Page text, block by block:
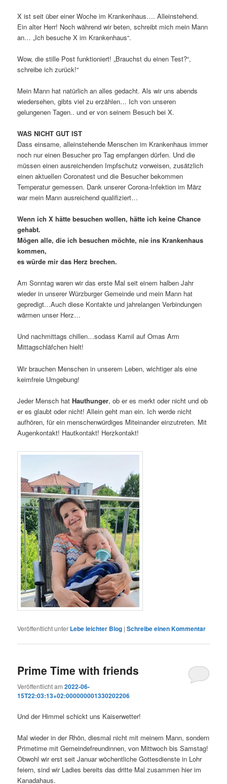
X ist seit über einer Woche im Krankenhaus…. Alleinstehend.
Ein alter Herr! Noch während wir beten, schreibt mich mein Mann
an… „Ich besuche X im Krankenhaus“.
Wow, die stille Post funktioniert! „Brauchst du einen Test?“,
schreibe ich zurück!“
Mein Mann hat natürlich an alles gedacht. Als wir uns abends
wiedersehen, gibts viel zu erzählen… Ich von unseren
gelungenen Tagen.. und er von seinem Besuch bei X.
WAS NICHT GUT IST
Dass einsame, alleinstehende Menschen im Krankenhaus immer
noch nur einen Besucher pro Tag empfangen dürfen. Und die
müssen einen ausreichenden Impfschutz vorweisen, zusätzlich
einen aktuellen Coronatest und die Besucher bekommen
Temperatur gemessen. Dank unserer Corona-Infektion im März
war mein Mann ausreichend qualifiziert…
Wenn ich X hätte besuchen wollen, hätte ich keine Chance
gehabt.
Mögen alle, die ich besuchen möchte, nie ins Krankenhaus
kommen,
es würde mir das Herz brechen.
Am Sonntag waren wir das erste Mal seit einem halben Jahr
wieder in unserer Würzburger Gemeinde und mein Mann hat
gepredigt…Auch diese Kontakte und jahrelangen Verbindungen
wärmen unser Herz…
Und nachmittags chillen…sodass Kamil auf Omas Arm
Mittagschläfchen hielt!
Wir brauchen Menschen in unserem Leben, wichtiger als eine
keimfreie Umgebung!
Jeder Mensch hatHauthunger, ob er es merkt oder nicht und ob
er es glaubt oder nicht! Allein geht man ein. Ich werde nicht
aufhören, für ein menschenwürdiges Miteinander einzutreten. Mit
Augenkontakt! Hautkontakt! Herzkontakt!
Veröffentlicht unter Lebe leichter Blog |Schreibe einen Kommentar
Prime Time with friends
Veröffentlicht am2022-06-
15T22:03:13+02:000000001330202206
Und der Himmel schickt uns Kaiserwetter!
Mal wieder in der Rhön, diesmal nicht mit meinem Mann, sondern
Primetime mit Gemeindefreundinnen, von Mittwoch bis Samstag!
Obwohl wir erst seit Januar wöchentliche Gottesdienste in Lohr
feiern, sind wir Ladies bereits das dritte Mal zusammen hier im
Kanadahaus.